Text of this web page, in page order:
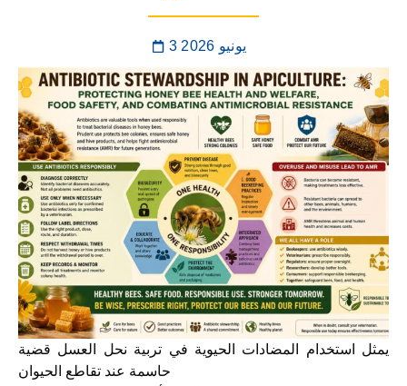
3 يونيو 2026
يمثل استخدام المضادات الحيوية في تربية نحل العسل قضية
حاسمة عند تقاطع الحيوان